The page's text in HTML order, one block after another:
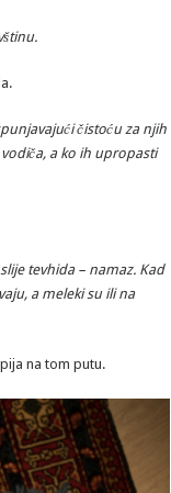
čistoću za njih
a ko ih upropasti
tevhida – namaz. Kad
a meleki su ili na
na tom putu.